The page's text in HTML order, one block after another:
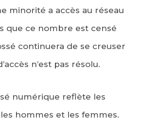
minorité a accès au réseau
que ce nombre est censé
continuera de se creuser
n’est pas résolu.
numérique reflète les
hommes et les femmes.